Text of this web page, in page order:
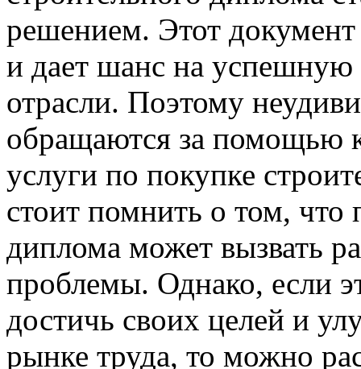
решением. Этот
и дает шанс на успешную
отрасли. Поэтому
обращаются за помощью
услуги по покупке
стоит помнить о том, что
диплома может вызвать
проблемы. Однако, если
достичь своих целей и
рынке труда, то можно